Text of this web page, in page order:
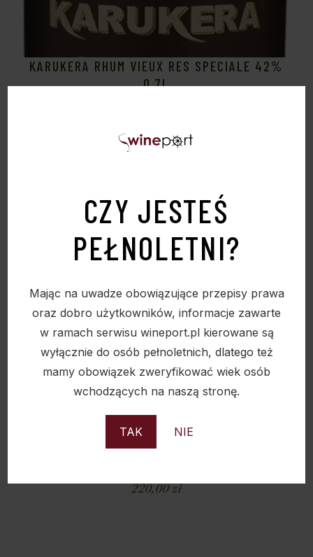
CZY JESTEŚ
PEŁNOLETNI?
Mając na uwadze obowiązujące przepisy prawa
oraz dobro użytkowników, informacje zawarte
w ramach serwisu wineport.pl kierowane są
wyłącznie do osób pełnoletnich, dlatego też
mamy obowiązek zweryfikować wiek osób
wchodzących na naszą stronę.
TAK NIE
KARUKERA RHUM VIEUX RES SPECIALE 42%
0,7L
220,00zł